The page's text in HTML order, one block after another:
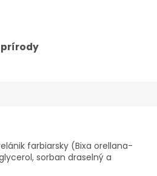
prírody
farbiarsky (Bixa orellana-
sorban draselný a